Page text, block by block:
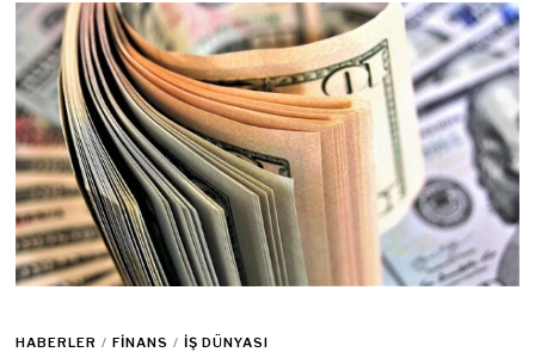
HABERLER / FINANS / İŞ DÜNYASI